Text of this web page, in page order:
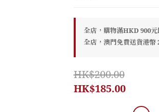
全店，購物滿HKD 900
全店，澳門免費送貨港幣
HK$200.00
HK$185.00